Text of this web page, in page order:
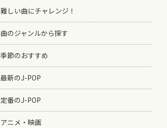
難しい曲にチャレンジ！
曲のジャンルから探す
季節のおすすめ
最新のJ-POP
定番のJ-POP
アニメ・映画